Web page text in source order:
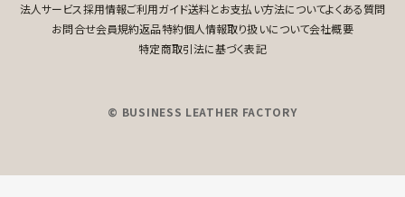
法人サービス採用情報ご利用ガイド送料とお支払い方法についてよくある質問
お問合せ会員規約返品特約個人情報取り扱いについて会社概要
特定商取引法に基づく表記
© BUSINESS LEATHER FACTORY